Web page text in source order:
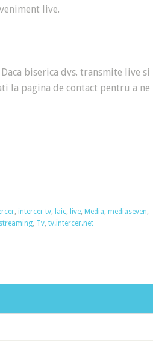
live.
biserica dvs. transmite live si
la pagina de contact pentru a ne
, intercer tv, laic, live, Media, mediaseven,
streaming, Tv, tv.intercer.net